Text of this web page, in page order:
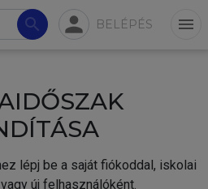
search person BELÉPÉS menu
lépj be a saját fiókoddal, iskolai
új felhasználóként.